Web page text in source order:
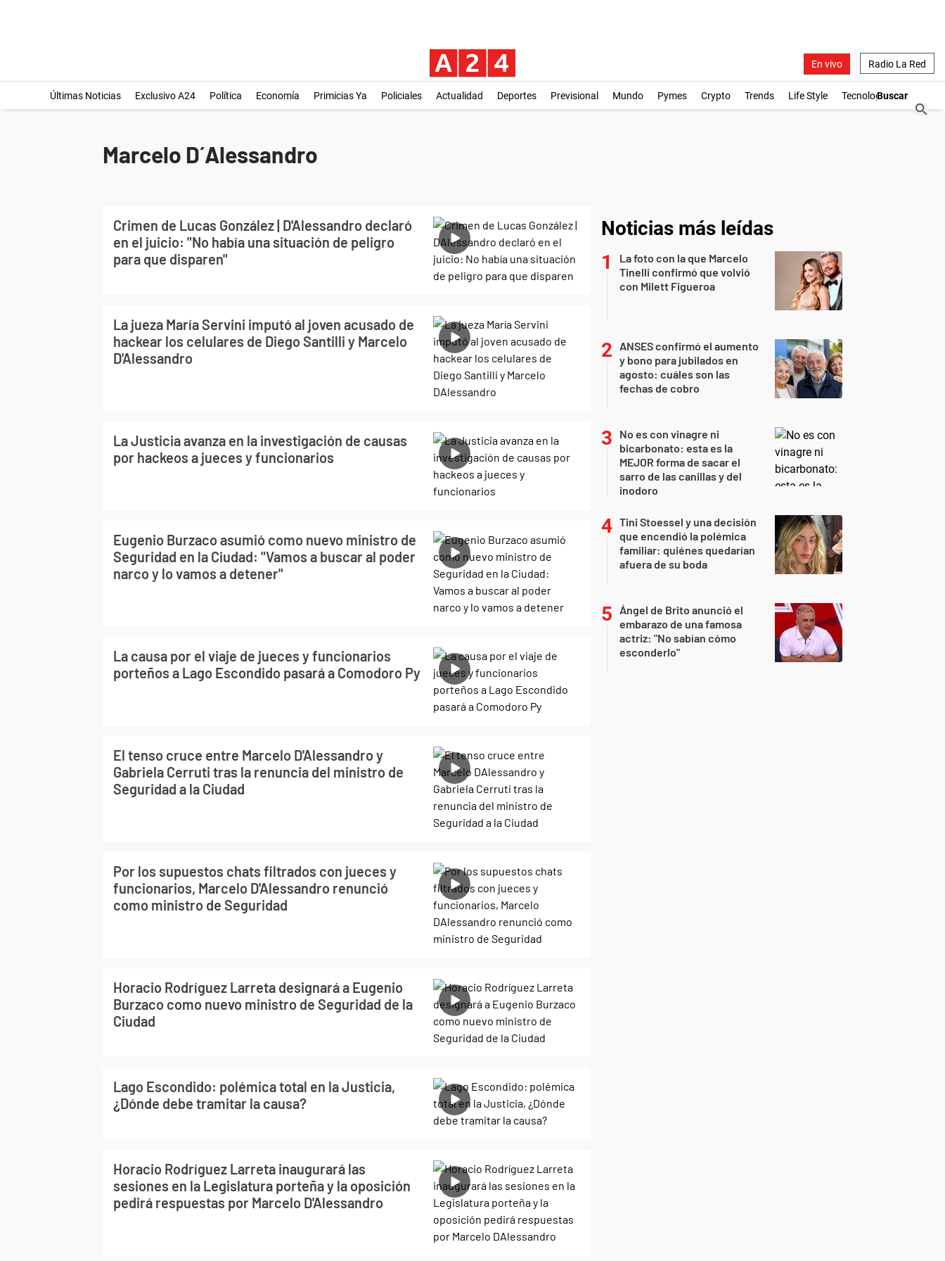
En vivo Radio La Red
Últimas Noticias Exclusivo A24 Política Economía Primicias Ya Policiales Actualidad Deportes Previsional Mundo Pymes Crypto Trends Life Style Tecnología
Marcelo D´Alessandro
Crimen de Lucas González | D'Alessandro declaró
en el juicio: "No había una situación de peligro
para que disparen"
La jueza María Servini imputó al joven acusado de
hackear los celulares de Diego Santilli y Marcelo
D'Alessandro
La Justicia avanza en la investigación de causas
por hackeos a jueces y funcionarios
Eugenio Burzaco asumió como nuevo ministro de
Seguridad en la Ciudad: "Vamos a buscar al poder
narco y lo vamos a detener"
La causa por el viaje de jueces y funcionarios
porteños a Lago Escondido pasará a Comodoro Py
El tenso cruce entre Marcelo D'Alessandro y
Gabriela Cerruti tras la renuncia del ministro de
Seguridad a la Ciudad
Por los supuestos chats filtrados con jueces y
funcionarios, Marcelo D'Alessandro renunció
como ministro de Seguridad
Horacio Rodríguez Larreta designará a Eugenio
Burzaco como nuevo ministro de Seguridad de la
Ciudad
Lago Escondido: polémica total en la Justicia,
¿Dónde debe tramitar la causa?
Horacio Rodríguez Larreta inaugurará las
sesiones en la Legislatura porteña y la oposición
pedirá respuestas por Marcelo D'Alessandro
Noticias más leídas
La foto con la que Marcelo
Tinelli confirmó que volvió
con Milett Figueroa
ANSES confirmó el aumento
y bono para jubilados en
agosto: cuáles son las
fechas de cobro
No es con vinagre ni
bicarbonato: esta es la
MEJOR forma de sacar el
sarro de las canillas y del
inodoro
Tini Stoessel y una decisión
que encendió la polémica
familiar: quiénes quedarían
afuera de su boda
Ángel de Brito anunció el
embarazo de una famosa
actriz: "No sabían cómo
esconderlo"